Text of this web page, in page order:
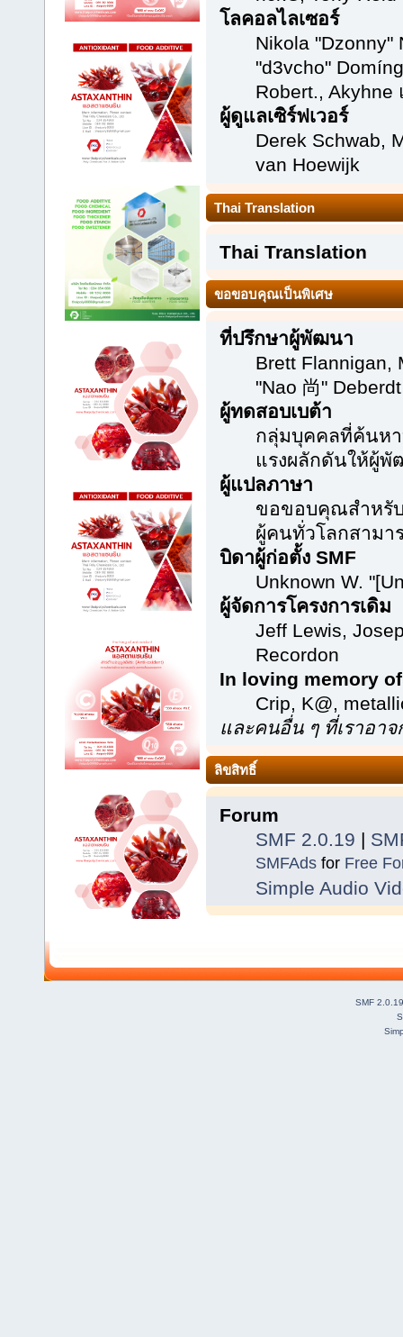
โลคอลไลเซอร์
Nikola "Dzonny"
"d3vcho"
Robert., Akyhne
ผู้ดูแลเซิร์ฟเวอร์
Derek Schwab,
van Hoewijk
Thai Translation
Thai Translation
ขอขอบคุณเป็นพิเศษ
ที่ปรึกษาผู้พัฒนา
Brett Flannigan,
"Nao 尚" Deberdt
ผู้ทดสอบเบต้า
กลุ่มบุคคลที่ค้นหา
แรงผลักดันให้ผู้
ผู้แปลภาษา
ขอขอบคุณสำหรั
ผู้คนทั่วโลกสามา
บิดาผู้ก่อตั้ง SMF
Unknown W.
ผู้จัดการโครงการเดิม
Jeff Lewis,
Recordon
In loving memory of
Crip, K@,
และคนอื่น ๆ ที่เราอา
ลิขสิทธิ์
Forum
SMF 2.0.19 |
SMFAdsfor Free
Simple Audio
SMF 2.0.19